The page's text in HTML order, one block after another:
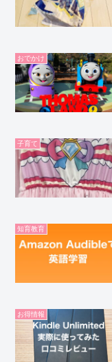
おでかけ
子育て
知育教育
お得情報